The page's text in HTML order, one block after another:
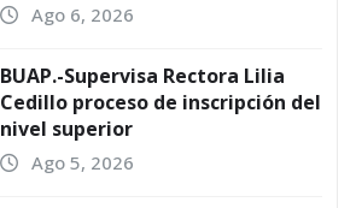
Ago 6, 2026
BUAP.-Supervisa Rectora Lilia
Cedillo proceso de inscripción del
nivel superior
Ago 5, 2026